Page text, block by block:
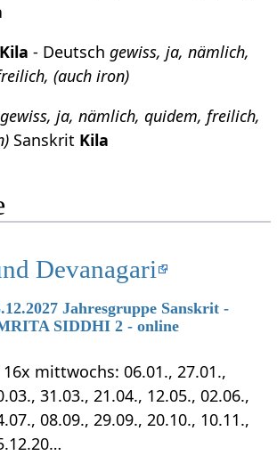
Kila - Deutschgewiss, ja, nämlich,
(auch iron)
gewiss, ja, nämlich, quidem, freilich,
Sanskrit Kila
Devanagari
Jahresgruppe Sanskrit -
SIDDHI 2 - online
mittwochs: 06.01., 27.01.,
31.03., 21.04., 12.05., 02.06.,
08.09., 29.09., 20.10., 10.11.,